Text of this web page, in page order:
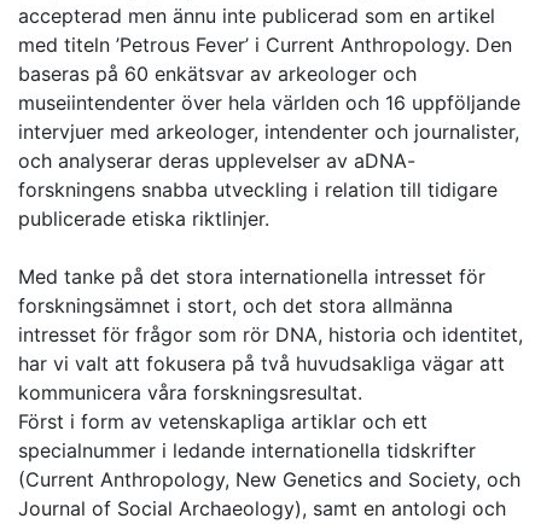
accepterad men ännu inte publicerad som en artikel
med titeln ’Petrous Fever’ i Current Anthropology. Den
baseras på 60 enkätsvar av arkeologer och
museiintendenter över hela världen och 16 uppföljande
intervjuer med arkeologer, intendenter och journalister,
och analyserar deras upplevelser av aDNA-
forskningens snabba utveckling i relation till tidigare
publicerade etiska riktlinjer.
Med tanke på det stora internationella intresset för
forskningsämnet i stort, och det stora allmänna
intresset för frågor som rör DNA, historia och identitet,
har vi valt att fokusera på två huvudsakliga vägar att
kommunicera våra forskningsresultat.
Först i form av vetenskapliga artiklar och ett
specialnummer i ledande internationella tidskrifter
(Current Anthropology, New Genetics and Society, och
Journal of Social Archaeology), samt en antologi och